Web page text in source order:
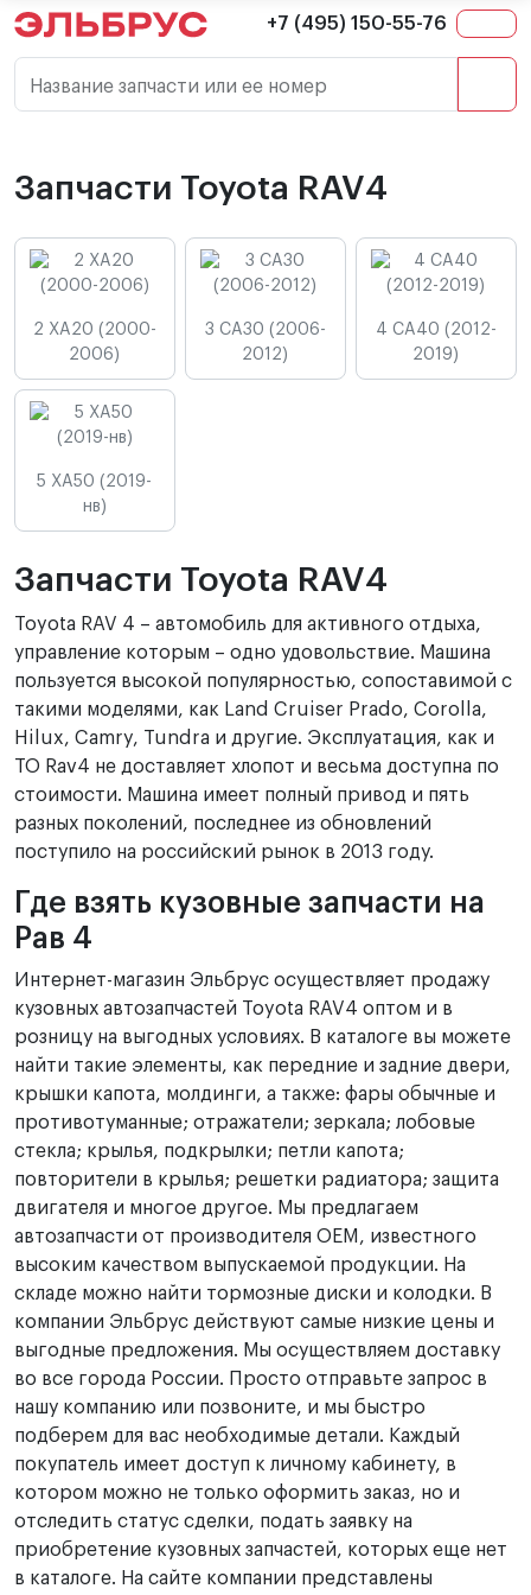
+7 (495) 150-55-76
Название запчасти или ее номер
Запчасти Toyota RAV4
2 XA20 (2000-
2006)
3 CA30 (2006-
2012)
4 CA40 (2012-
2019)
5 XA50 (2019-
нв)
Запчасти Toyota RAV4
Toyota RAV 4 – автомобиль для активного отдыха,
управление которым – одно удовольствие. Машина
пользуется высокой популярностью, сопоставимой с
такими моделями, как Land Cruiser Prado, Corolla,
Hilux, Camry, Tundra и другие. Эксплуатация, как и
ТО Rav4 не доставляет хлопот и весьма доступна по
стоимости. Машина имеет полный привод и пять
разных поколений, последнее из обновлений
поступило на российский рынок в 2013 году.
Где взять кузовные запчасти на
Рав 4
Интернет-магазин Эльбрус осуществляет продажу
кузовных автозапчастей Toyota RAV4 оптом и в
розницу на выгодных условиях. В каталоге вы можете
найти такие элементы, как передние и задние двери,
крышки капота, молдинги, а также: фары обычные и
противотуманные; отражатели; зеркала; лобовые
стекла; крылья, подкрылки; петли капота;
повторители в крылья; решетки радиатора; защита
двигателя и многое другое. Мы предлагаем
автозапчасти от производителя OEM, известного
высоким качеством выпускаемой продукции. На
складе можно найти тормозные диски и колодки. В
компании Эльбрус действуют самые низкие цены и
выгодные предложения. Мы осуществляем доставку
во все города России. Просто отправьте запрос в
нашу компанию или позвоните, и мы быстро
подберем для вас необходимые детали. Каждый
покупатель имеет доступ к личному кабинету, в
котором можно не только оформить заказ, но и
отследить статус сделки, подать заявку на
приобретение кузовных запчастей, которых еще нет
в каталоге. На сайте компании представлены